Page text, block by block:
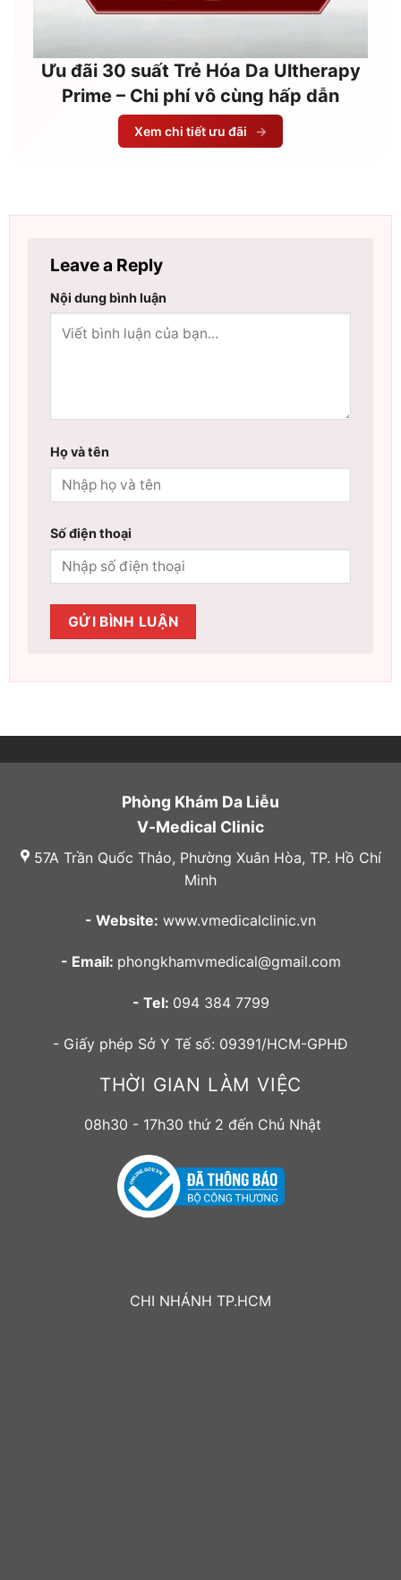
Ưu đãi 30 suất Trẻ Hóa Da Ultherapy
Prime – Chi phí vô cùng hấp dẫn
Xem chi tiết ưu đãi →
Leave a Reply
Nội dung bình luận
Họ và tên
Số điện thoại
Phòng Khám Da Liễu
V-Medical Clinic
57A Trần Quốc Thảo, Phường Xuân Hòa, TP. Hồ Chí
Minh
- Website: www.vmedicalclinic.vn
- Email: phongkhamvmedical@gmail.com
- Tel: 094 384 7799
- Giấy phép Sở Y Tế số: 09391/HCM-GPHĐ
THỜI GIAN LÀM VIỆC
08h30 - 17h30 thứ 2 đến Chủ Nhật
CHI NHÁNH TP.HCM